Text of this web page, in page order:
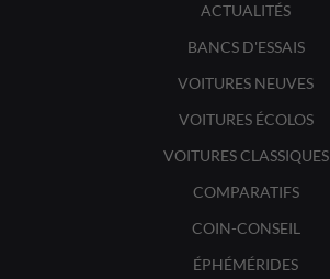
ACTUALITÉS
BANCS D'ESSAIS
VOITURES NEUVES
VOITURES ÉCOLOS
VOITURES CLASSIQUES
COMPARATIFS
COIN-CONSEIL
ÉPHÉMÉRIDES